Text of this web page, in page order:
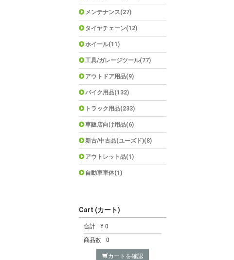
メンテナンス(27)
タイヤチェーン(12)
ホイール(11)
工具/ガレージツール(77)
アウトドア用品(9)
バイク用品(132)
トラック用品(233)
車販店向け用品(6)
新古/中古品(ユーズド)(8)
アウトレット品(1)
自動車車体(1)
Cart (カート)
合計
¥ 0
商品数
0
カートを確認